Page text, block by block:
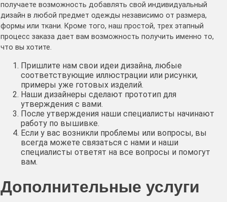
получаете возможность добавлять свой индивидуальный
дизайн в любой предмет одежды независимо от размера,
формы или ткани. Кроме того, наш простой, трех этапный
процесс заказа дает вам возможность получить именно то,
что вы хотите.
Пришлите нам свои идеи дизайна, любые
соответствующие иллюстрации или рисунки,
примеры уже готовых изделий.
Наши дизайнеры сделают прототип для
утверждения с вами.
После утверждения наши специалисты начинают
работу по вышивке.
Если у вас возникли проблемы или вопросы, вы
всегда можете связаться с нами и наши
специалисты ответят на все вопросы и помогут
вам.
Дополнительные услуги